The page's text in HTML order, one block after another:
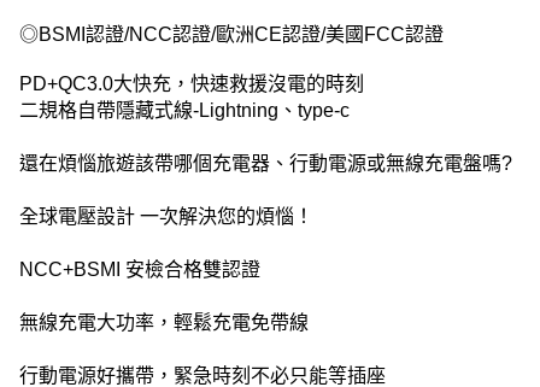
◎BSMI認證/NCC認證/歐洲CE認證/美國FCC認證
PD+QC3.0大快充，快速救援沒電的時刻
二規格自帶隱藏式線-Lightning、type-c
還在煩惱旅遊該帶哪個充電器、行動電源或無線充電盤嗎?
全球電壓設計 一次解決您的煩惱！
NCC+BSMI 安檢合格雙認證
無線充電大功率，輕鬆充電免帶線
行動電源好攜帶，緊急時刻不必只能等插座